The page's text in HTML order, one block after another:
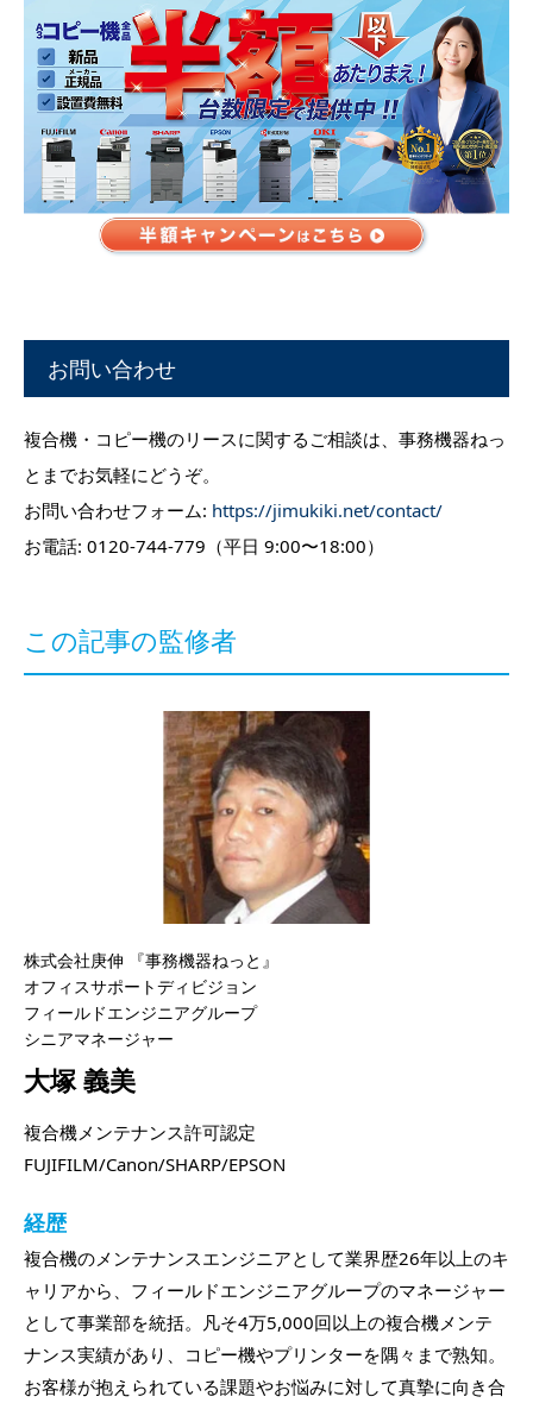
お問い合わせ
複合機・コピー機のリースに関するご相談は、事務機器ねっ
とまでお気軽にどうぞ。
お問い合わせフォーム: https://jimukiki.net/contact/
お電話: 0120-744-779（平日 9:00〜18:00）
この記事の監修者
株式会社庚伸 『事務機器ねっと』
オフィスサポートディビジョン
フィールドエンジニアグループ
シニアマネージャー
大塚 義美
複合機メンテナンス許可認定
FUJIFILM/Canon/SHARP/EPSON
経歴
複合機のメンテナンスエンジニアとして業界歴26年以上のキ
ャリアから、フィールドエンジニアグループのマネージャー
として事業部を統括。凡そ4万5,000回以上の複合機メンテ
ナンス実績があり、コピー機やプリンターを隅々まで熟知。
お客様が抱えられている課題やお悩みに対して真摯に向き合